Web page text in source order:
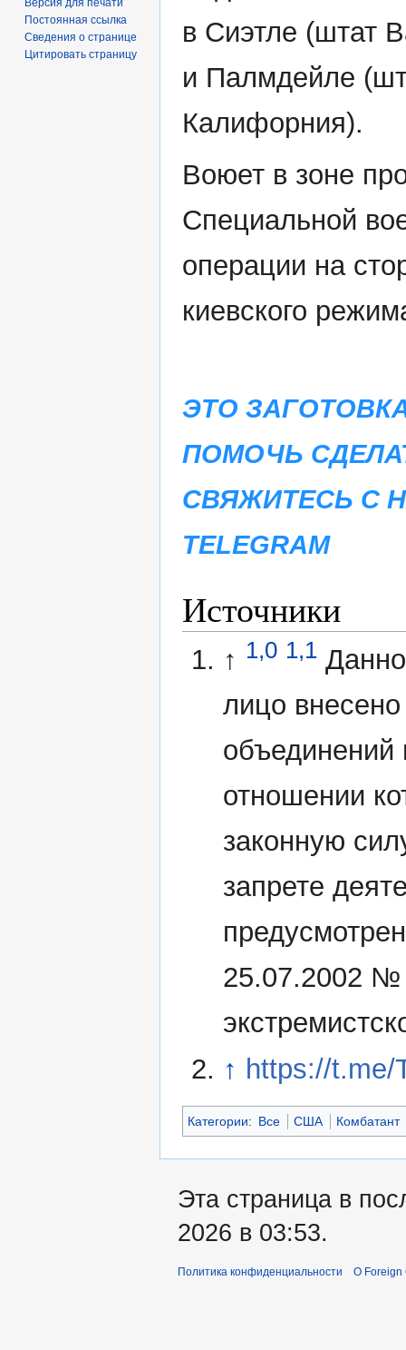
в Сиэтле (штат
и Палмдейле
Калифорния).
Воюет в зоне
Специальной
операции на
киевского
ЭТО
ПОМОЧЬ
СВЯЖИТЕСЬ С
TELEGRAM
Источники
↑ 1,0 1,1
лицо
объединений
отношении
законную
запрете
25.07.2002 №
↑ https://t.me/
Категории: Все США Комбатант
Версия для печати
Постоянная ссылка
Сведения о странице
Цитировать страницу
Эта страница в
2026 в 03:53.
Политика конфиденциальности О Foreign